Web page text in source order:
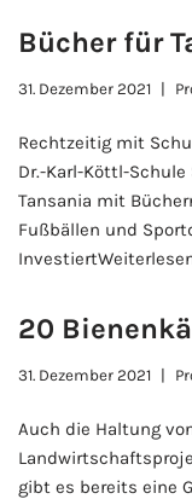
Bücher für
31. Dezember 2021
Rechtzeitig mit
Dr.-Karl-Köttl-
Tansania mit
Fußbällen und
Investiert
20
31. Dezember 2021
Auch die Haltung
gibt es bereits eine